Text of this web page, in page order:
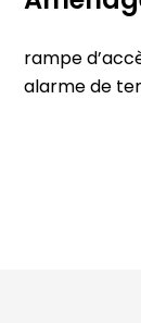
rampe
alarme de